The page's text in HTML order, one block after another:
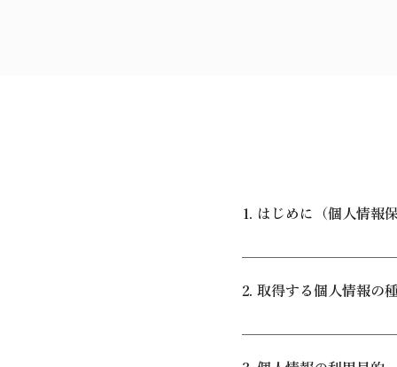
1. はじめに（個人情報
株式会社ビギナ（以下
お客様の個人情報の適
2. 取得する個人情報の
当社は、貸別荘の予約